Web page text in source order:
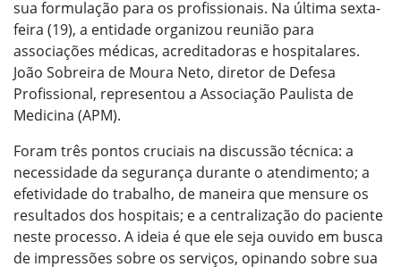
sua formulação para os profissionais. Na última sexta-
feira (19), a entidade organizou reunião para
associações médicas, acreditadoras e hospitalares.
João Sobreira de Moura Neto, diretor de Defesa
Profissional, representou a Associação Paulista de
Medicina (APM).
Foram três pontos cruciais na discussão técnica: a
necessidade da segurança durante o atendimento; a
efetividade do trabalho, de maneira que mensure os
resultados dos hospitais; e a centralização do paciente
neste processo. A ideia é que ele seja ouvido em busca
de impressões sobre os serviços, opinando sobre sua